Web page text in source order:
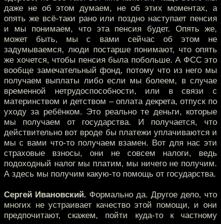
даже не об этом думаем, не об этих моментах, а
опять же всё-таки рано или поздно наступает пенсия
и мы понимаем, что эта пенсия будет. Опять же,
может быть, мы с вами сейчас об этом не
задумываемся, люди постарше понимают, что опять
же хочется, чтобы пенсия была побольше. А ФСС это
вообще замечательный фонд, потому что из него мы
получаем выплаты либо если мы болеем, в случае
временной нетрудоспособности, или в связи с
материнством и детством – оплата декрета, отпуск по
уходу за ребёнком. Это реально те деньги, которые
мы получаем от государства. И получается, что
действительно вот вроде бы платежи уплачиваются и
мы с вами что-то получаем взамен. Вот для нас эти
страховые взносы, они не совсем налоги, ведь
подоходный налог мы платим, мы ничего не получим.
А здесь мы получим какую-то помощь от государства.
Сергей Ивановский. Формально да. Другое дело, что
многих не устраивает качество этой помощи, и они
предпочитают, скажем, пойти куда-то к частному